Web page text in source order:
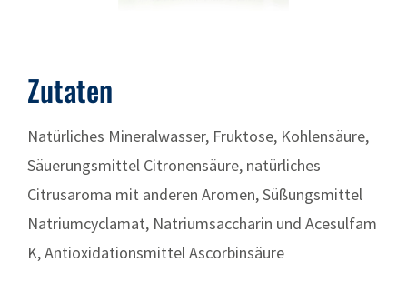
Zutaten
Natürliches Mineralwasser, Fruktose, Kohlensäure,
Säuerungsmittel Citronensäure, natürliches
Citrusaroma mit anderen Aromen, Süßungsmittel
Natriumcyclamat, Natriumsaccharin und Acesulfam
K, Antioxidationsmittel Ascorbinsäure